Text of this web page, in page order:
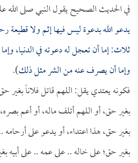
في الحديث الصحيح يقول النبي صلى الله
يدعو الله بدعوة ليس فيها إثم ولا قطيعة
ثلاث: إما أن تعجل له دعوته في الدنيا،
وإما أن يصرف عنه من الشر مثل ذلك).
فكونه يعتدي يقل: اللهم قاتل فلاناً بغير
بغير حق، أو اللهم أتلف ماله، أو أعم
بغير حق، هذا اعتداء، أو يدعو على
بغير حق؛ على خاله .. على عمه .. على أبيه